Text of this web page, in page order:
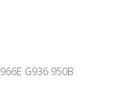
G936 950B